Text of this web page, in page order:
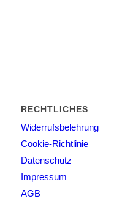
RECHTLICHES
Widerrufsbelehrung
Cookie-Richtlinie
Datenschutz
Impressum
AGB